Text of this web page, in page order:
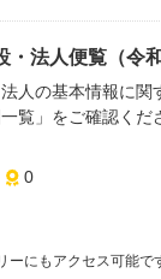
・法人便覧（令
人の基本情報に
覧」をご確認くだ
0
ーにもアクセス可能で